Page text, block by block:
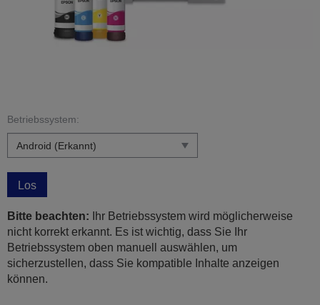
Betriebssystem:
Los
Bitte beachten: Ihr Betriebssystem wird möglicherweise
nicht korrekt erkannt. Es ist wichtig, dass Sie Ihr
Betriebssystem oben manuell auswählen, um
sicherzustellen, dass Sie kompatible Inhalte anzeigen
können.